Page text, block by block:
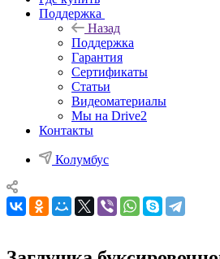
Поддержка
Назад
Поддержка
Гарантия
Сертификаты
Статьи
Видеоматериалы
Мы на Drive2
Контакты
Колумбус